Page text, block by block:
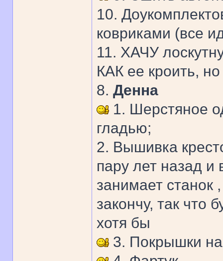
10.
ковриками (все
11. ХАЧУ
КАК ее кроить,
8. Денна
1. Шерстяное
гладью;
2. Вышивка
пару лет назад и
занимает станок
закончу, так что
хотя бы
3. Покрышки на